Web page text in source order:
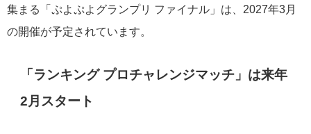
集まる「ぷよぷよグランプリ ファイナル」は、2027年3月
の開催が予定されています。
「ランキング プロチャレンジマッチ」は来年
2月スタート